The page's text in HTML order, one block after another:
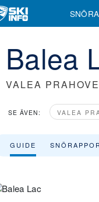
Balea
VALEA
SE ÄVEN: VALEA
GUIDE
Lac Skidort med